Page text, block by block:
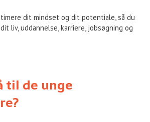
dit mindset og dit potentiale, så du
liv, uddannelse, karriere, jobsøgning og
til de unge